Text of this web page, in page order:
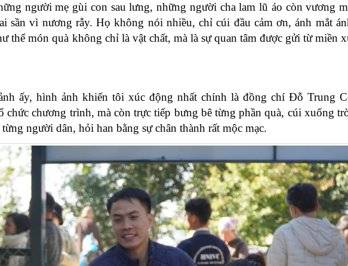
người mẹ gùi con sau lưng, những người cha lam lũ áo còn vương
sần vì nương rẫy. Họ không nói nhiều, chỉ cúi đầu cảm ơn, ánh mắt
thể món quà không chỉ là vật chất, mà là sự quan tâm được gửi từ miền
ấy, hình ảnh khiến tôi xúc động nhất chính là đồng chí Đỗ Trung
chức chương trình, mà còn trực tiếp bưng bê từng phần quà, cúi xuống
người dân, hỏi han bằng sự chân thành rất mộc mạc.